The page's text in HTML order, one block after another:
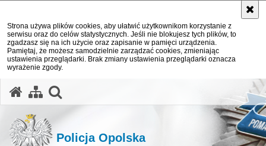
Strona używa plików cookies, aby ułatwić użytkownikom korzystanie z
serwisu oraz do celów statystycznych. Jeśli nie blokujesz tych plików, to
zgadzasz się na ich użycie oraz zapisanie w pamięci urządzenia.
Pamiętaj, że możesz samodzielnie zarządzać cookies, zmieniając
ustawienia przeglądarki. Brak zmiany ustawienia przeglądarki oznacza
wyrażenie zgody.
Policja Opolska